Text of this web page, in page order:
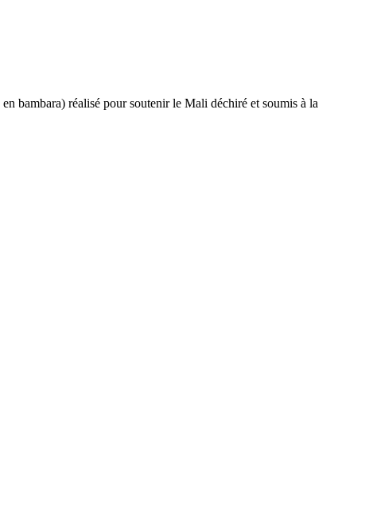
bambara) réalisé pour soutenir le Mali déchiré et soumis à la